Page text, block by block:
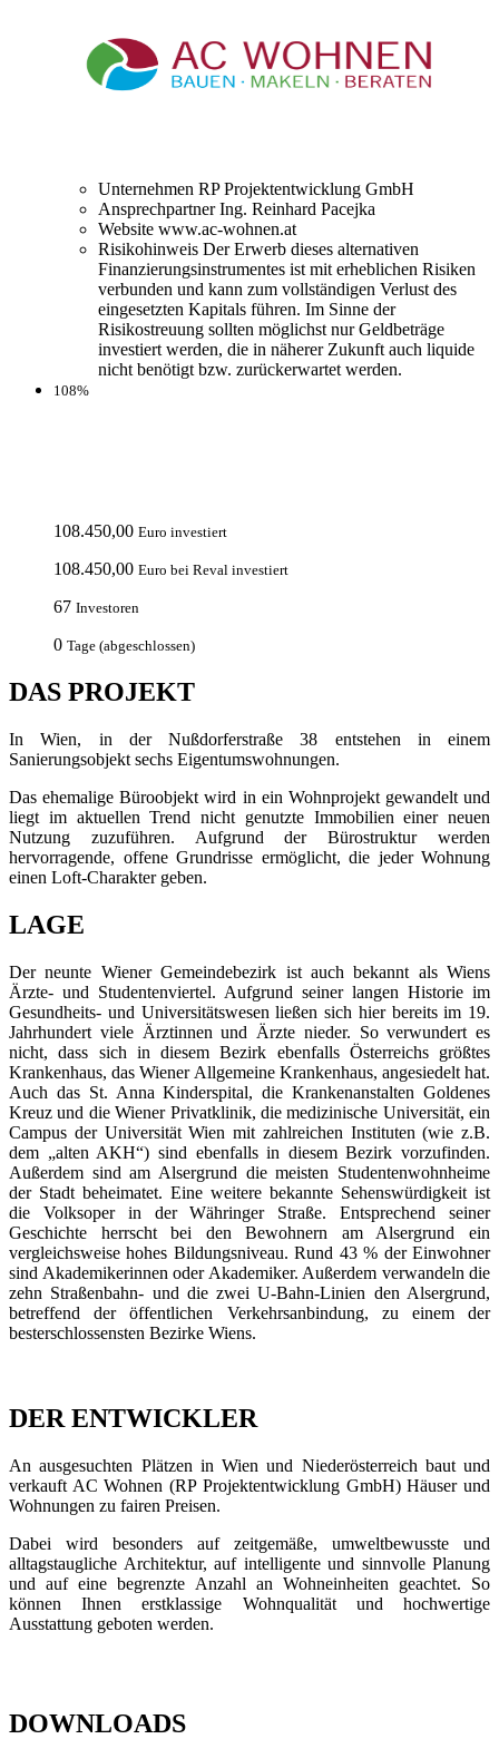
Unternehmen RP Projektentwicklung GmbH
Ansprechpartner Ing. Reinhard Pacejka
Website www.ac-wohnen.at
Risikohinweis Der Erwerb dieses alternativen
Finanzierungsinstrumentes ist mit erheblichen Risiken
verbunden und kann zum vollständigen Verlust des
eingesetzten Kapitals führen. Im Sinne der
Risikostreuung sollten möglichst nur Geldbeträge
investiert werden, die in näherer Zukunft auch liquide
nicht benötigt bzw. zurückerwartet werden.
108%
108.450,00 Euro investiert
108.450,00 Euro bei Reval investiert
67 Investoren
0 Tage (abgeschlossen)
DAS PROJEKT
In Wien, in der Nußdorferstraße 38 entstehen in einem
Sanierungsobjekt sechs Eigentumswohnungen.
Das ehemalige Büroobjekt wird in ein Wohnprojekt gewandelt und
liegt im aktuellen Trend nicht genutzte Immobilien einer neuen
Nutzung zuzuführen. Aufgrund der Bürostruktur werden
hervorragende, offene Grundrisse ermöglicht, die jeder Wohnung
einen Loft-Charakter geben.
LAGE
Der neunte Wiener Gemeindebezirk ist auch bekannt als Wiens
Ärzte- und Studentenviertel. Aufgrund seiner langen Historie im
Gesundheits- und Universitätswesen ließen sich hier bereits im 19.
Jahrhundert viele Ärztinnen und Ärzte nieder. So verwundert es
nicht, dass sich in diesem Bezirk ebenfalls Österreichs größtes
Krankenhaus, das Wiener Allgemeine Krankenhaus, angesiedelt hat.
Auch das St. Anna Kinderspital, die Krankenanstalten Goldenes
Kreuz und die Wiener Privatklinik, die medizinische Universität, ein
Campus der Universität Wien mit zahlreichen Instituten (wie z.B.
dem „alten AKH“) sind ebenfalls in diesem Bezirk vorzufinden.
Außerdem sind am Alsergrund die meisten Studentenwohnheime
der Stadt beheimatet. Eine weitere bekannte Sehenswürdigkeit ist
die Volksoper in der Währinger Straße. Entsprechend seiner
Geschichte herrscht bei den Bewohnern am Alsergrund ein
vergleichsweise hohes Bildungsniveau. Rund 43 % der Einwohner
sind Akademikerinnen oder Akademiker. Außerdem verwandeln die
zehn Straßenbahn- und die zwei U-Bahn-Linien den Alsergrund,
betreffend der öffentlichen Verkehrsanbindung, zu einem der
besterschlossensten Bezirke Wiens.
DER ENTWICKLER
An ausgesuchten Plätzen in Wien und Niederösterreich baut und
verkauft AC Wohnen (RP Projektentwicklung GmbH) Häuser und
Wohnungen zu fairen Preisen.
Dabei wird besonders auf zeitgemäße, umweltbewusste und
alltagstaugliche Architektur, auf intelligente und sinnvolle Planung
und auf eine begrenzte Anzahl an Wohneinheiten geachtet. So
können Ihnen erstklassige Wohnqualität und hochwertige
Ausstattung geboten werden.
DOWNLOADS